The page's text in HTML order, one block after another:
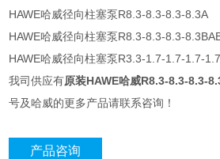
HAWE哈威径向柱塞泵R8.3-8.3-8.3-8.3A
HAWE哈威径向柱塞泵R8.3-8.3-8.3-
HAWE哈威径向柱塞泵R3.3-1.7-1.7-1.7-
我司供应有原装HAWE哈威R8.3-8.3-8.3-
号及哈威的更多产品请联系咨询！
产品咨询